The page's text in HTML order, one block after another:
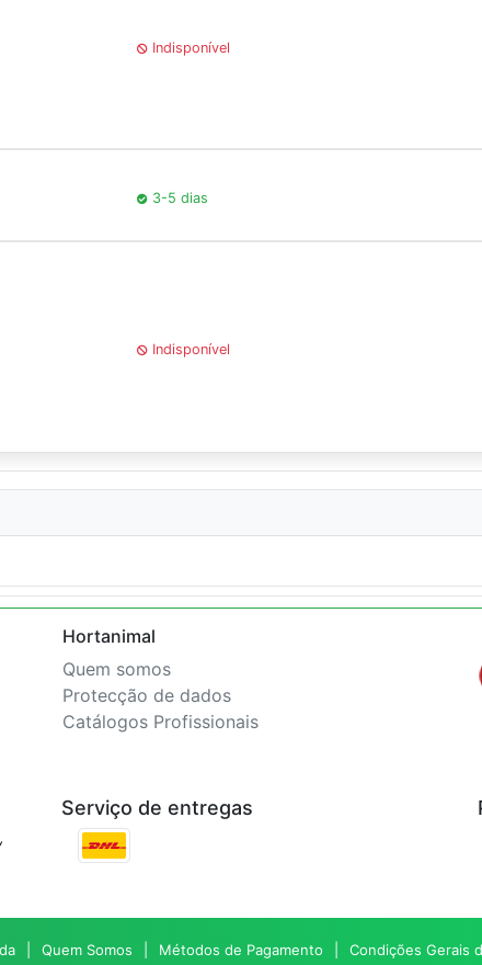
Indisponível
3-5 dias
Indisponível
Hortanimal
Quem somos
Protecção de dados
Catálogos Profissionais
Serviço de entregas
Quem Somos Métodos de Pagamento Condições Gerais